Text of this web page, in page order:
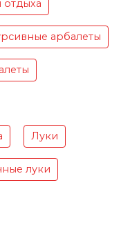
отдыха
арбалеты
Луки
луки